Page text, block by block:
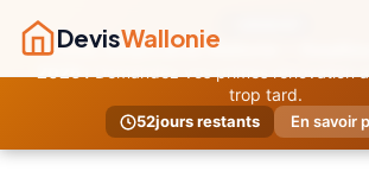
DevisWallonie
Primes temporaires Wallonie —
trop tard.
52jours restants En savoir